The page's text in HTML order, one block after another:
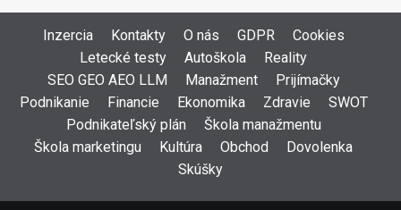
Inzercia Kontakty O nás GDPR
Cookies
Letecké testy
Autoškola
Reality
SEO GEO AEO LLM
Manažment
Prijímačky
Podnikanie
Financie Ekonomika Zdravie
SWOT
Podnikateľský plán
Škola manažmentu
Škola marketingu
Kultúra Obchod
Dovolenka
Skúšky